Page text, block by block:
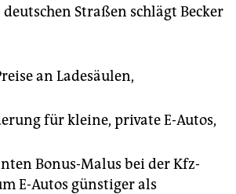
Straßen schlägt Becker
an Ladesäulen,
für kleine, private E-Autos,
Bonus-Malus bei der Kfz-
E-Autos günstiger als